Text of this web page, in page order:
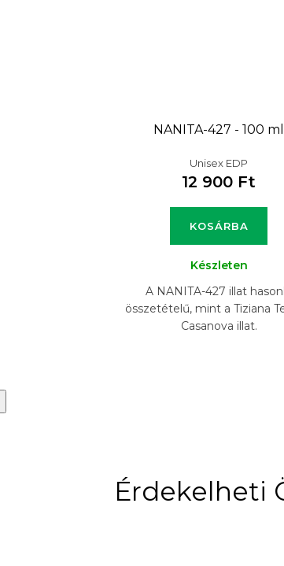
NANITA-427 - 100 ml
Unisex EDP
12 900 Ft
KOSÁRBA
Készleten
A NANITA-427 illat
összetételű, mint a Tiziana
Casanova illat.
Érdekelheti